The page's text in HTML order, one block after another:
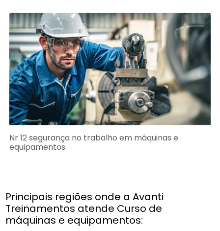
Nr 12 segurança no trabalho em máquinas e
equipamentos
Principais regiões onde a Avanti
Treinamentos atende Curso de
máquinas e equipamentos: